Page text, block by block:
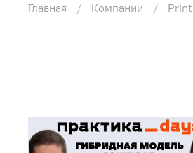
Главная Компании